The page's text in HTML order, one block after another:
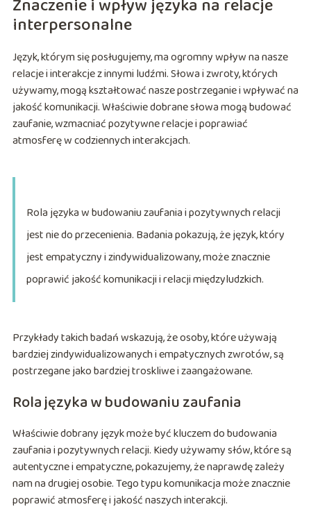
Znaczenie i wpływ języka na relacje
interpersonalne
Język, którym się posługujemy, ma ogromny wpływ na nasze
relacje i interakcje z innymi ludźmi. Słowa i zwroty, których
używamy, mogą kształtować nasze postrzeganie i wpływać na
jakość komunikacji. Właściwie dobrane słowa mogą budować
zaufanie, wzmacniać pozytywne relacje i poprawiać
atmosferę w codziennych interakcjach.
Rola języka w budowaniu zaufania i pozytywnych relacji
jest nie do przecenienia. Badania pokazują, że język, który
jest empatyczny i zindywidualizowany, może znacznie
poprawić jakość komunikacji i relacji międzyludzkich.
Przykłady takich badań wskazują, że osoby, które używają
bardziej zindywidualizowanych i empatycznych zwrotów, są
postrzegane jako bardziej troskliwe i zaangażowane.
Rola języka w budowaniu zaufania
Właściwie dobrany język może być kluczem do budowania
zaufania i pozytywnych relacji. Kiedy używamy słów, które są
autentyczne i empatyczne, pokazujemy, że naprawdę zależy
nam na drugiej osobie. Tego typu komunikacja może znacznie
poprawić atmosferę i jakość naszych interakcji.